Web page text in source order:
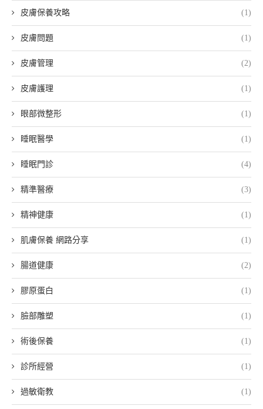
皮膚保養攻略 (1)
皮膚問題 (1)
皮膚管理 (2)
皮膚護理 (1)
眼部微整形 (1)
睡眠醫學 (1)
睡眠門診 (4)
精準醫療 (3)
精神健康 (1)
肌膚保養 網路分享 (1)
腸道健康 (2)
膠原蛋白 (1)
臉部雕塑 (1)
術後保養 (1)
診所經營 (1)
過敏衛教 (1)